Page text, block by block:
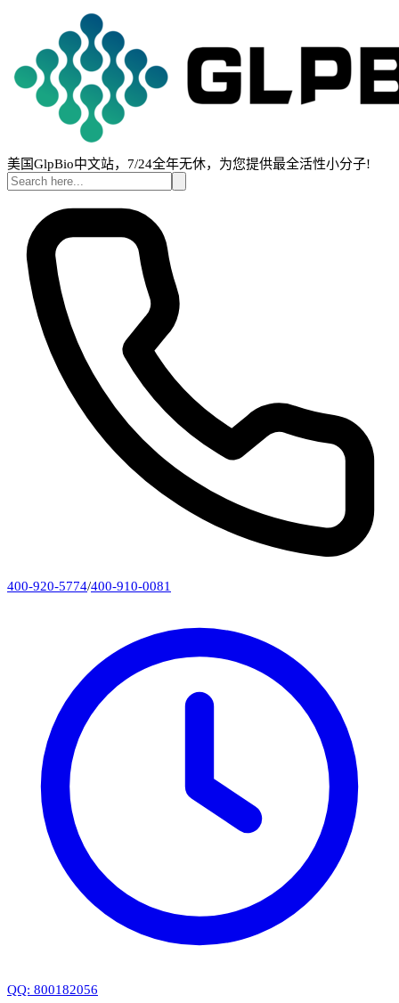
美国GlpBio中文站，7/24全年无休，为您提供最全活性小分子!
400-920-5774/400-910-0081
QQ: 800182056